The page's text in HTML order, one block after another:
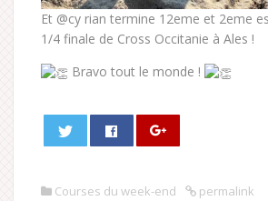
Et @cy rian termine 12eme et 2eme
1/4 finale de Cross Occitanie à Ales !
Bravo tout le monde !
Courses du week-end permalink